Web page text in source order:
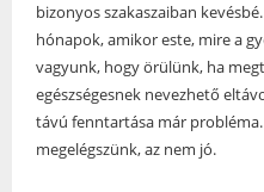
bizonyos szakaszaiban
hónapok, amikor este, mire a
vagyunk, hogy örülünk, ha
egészségesnek nevezhető
távú fenntartása már
megelégszünk, az nem jó.